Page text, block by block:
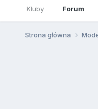
Kluby Forum
Strona główna